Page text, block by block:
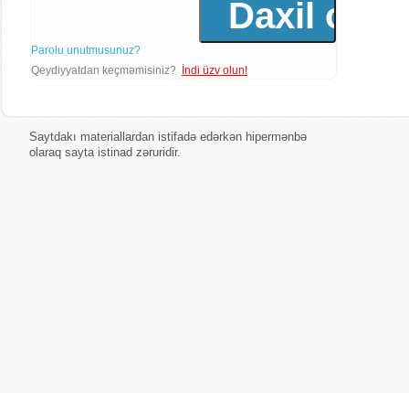
Parolu unutmusunuz?
Qeydiyyatdan keçməmisiniz?
İndi üzv olun!
Saytdakı materiallardan istifadə edərkən hipermənbə
olaraq sayta istinad zəruridir.